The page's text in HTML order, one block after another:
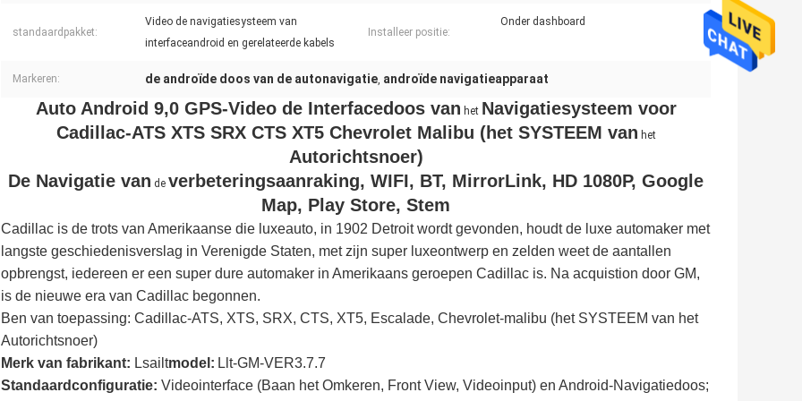
standaardpakket:
Video de navigatiesysteem van
interfaceandroid en gerelateerde kabels
Installeer positie:
Onder dashboard
Markeren: de androïde doos van de autonavigatie, androïde navigatieapparaat
Auto Android 9,0 GPS-Video de Interfacedoos van het Navigatiesysteem voor
Cadillac-ATS XTS SRX CTS XT5 Chevrolet Malibu (het SYSTEEM van het
Autorichtsnoer)
De Navigatie van de verbeteringsaanraking, WIFI, BT, MirrorLink, HD 1080P, Google
Map, Play Store, Stem
Cadillac is de trots van Amerikaanse die luxeauto, in 1902 Detroit wordt gevonden, houdt de luxe automaker met
langste geschiedenisverslag in Verenigde Staten, met zijn super luxeontwerp en zelden weet de aantallen
opbrengst, iedereen er een super dure automaker in Amerikaans geroepen Cadillac is. Na acquistion door GM,
is de nieuwe era van Cadillac begonnen.
Ben van toepassing: Cadillac-ATS, XTS, SRX, CTS, XT5, Escalade, Chevrolet-malibu (het SYSTEEM van het
Autorichtsnoer)
Merk van fabrikant: Lsailtmodel: Llt-GM-VER3.7.7
Standaardconfiguratie: Videointerface (Baan het Omkeren, Front View, Videoinput) en Android-Navigatiedoos;